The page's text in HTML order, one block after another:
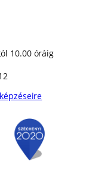
10.00 óráig